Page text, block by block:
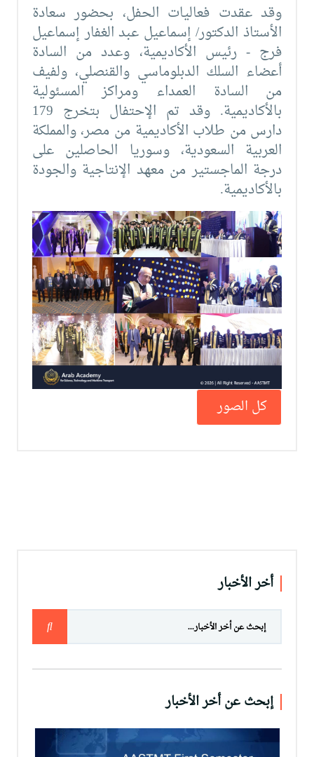
وقد عقدت فعاليات الحفل، بحضور سعادة
الأستاذ الدكتور/ إسماعيل عبد الغفار إسماعيل
فرج - رئيس الأكاديمية، وعدد من السادة
أعضاء السلك الدبلوماسي والقنصلي، ولفيف
من السادة العمداء ومراكز المسئولية
بالأكاديمية. وقد تم الإحتفال بتخرج 179
دارس من طلاب الأكاديمية من مصر، والمملكة
العربية السعودية، وسوريا الحاصلين على
درجة الماجستير من معهد الإنتاجية والجودة
بالأكاديمية.
كل الصور
أخر الأخبار
إبحث عن أخر الأخبار